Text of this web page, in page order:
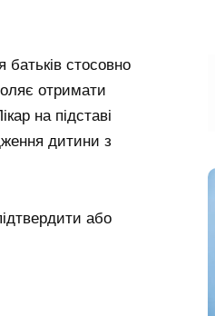
стосовно
отримати
на підставі
дитини з
або